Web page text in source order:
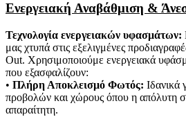
Ενεργειακή Αναβάθμιση &
Τεχνολογία ενεργειακών υφασμάτων:
μας χτυπά στις εξελιγμένες
Out. Χρησιμοποιούμε ενεργειακά
που εξασφαλίζουν:
• Πλήρη Αποκλεισμό Φωτός: Ιδανικά
προβολών και χώρους όπου η απόλυτη
απαραίτητη.